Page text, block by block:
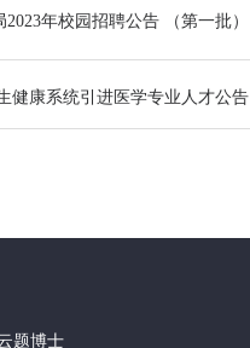
年校园招聘公告 （第一批）
健康系统引进医学专业人才公告
题博士